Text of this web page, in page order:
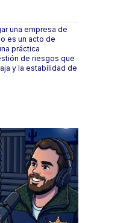
una empresa de
es un acto de
práctica
de riesgos que
y la estabilidad de